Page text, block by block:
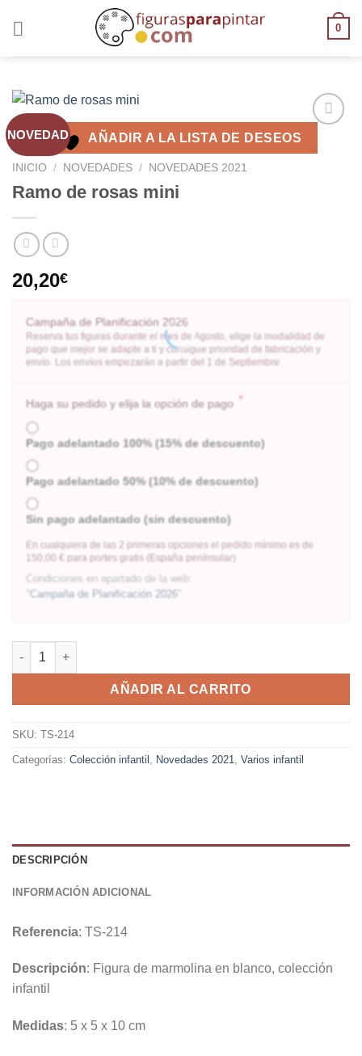
0
NOVEDAD
AÑADIR
AÑADIR A LA LISTA DE DESEOS
INICIO / NOVEDADES / NOVEDADES 2021
Ramo de rosas mini
20,20€
Campaña de Planificación 2026
Reserva tus figuras durante el mes de Agosto, elige la modalidad de
pago que mejor se adapte a ti y consigue prioridad de fabricación y
envío. Los envíos empezarán a partir del 1 de Septiembre
Haga su pedido y elija la opción de pago *
Pago adelantado 100% (15% de descuento)
Pago adelantado 50% (10% de descuento)
Sin pago adelantado (sin descuento)
En cualquiera de las 2 primeras opciones el pedido mínimo es de
150,00 € para portes gratis (España penínsular)
Condiciones en apartado de la web:
"Campaña de Planificación 2026 "
AÑADIR AL CARRITO
SKU: TS-214
Categorías: Colección infantil Novedades 2021 Varios infantil
DESCRIPCIÓN
INFORMACIÓN ADICIONAL
Referencia: TS-214
Descripción: Figura de marmolina en blanco, colección
infantil
Medidas: 5 x 5 x 10 cm